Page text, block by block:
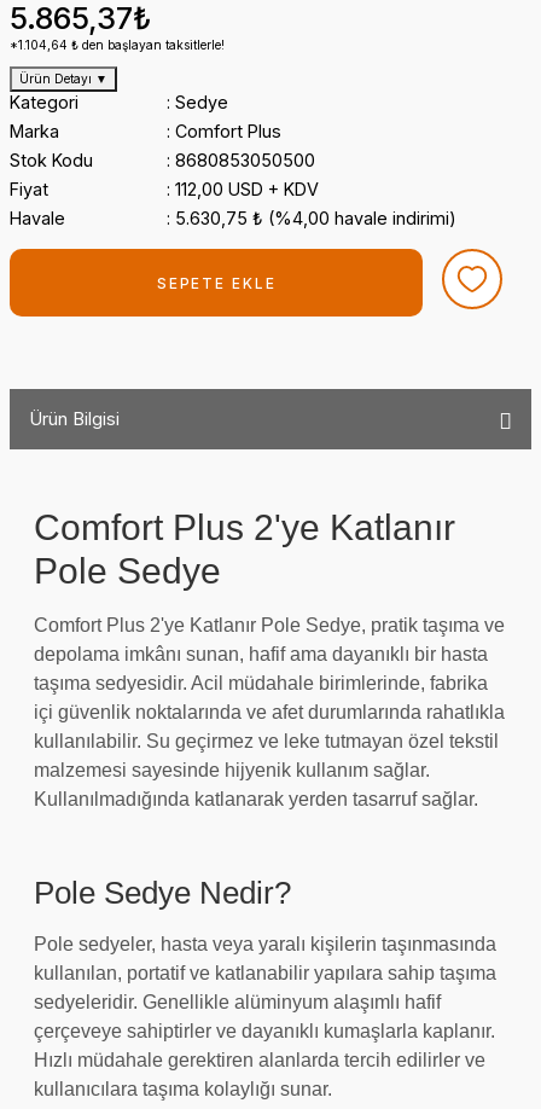
5.865,37₺
*1.104,64 ₺ den başlayan taksitlerle!
Ürün Detayı ▼
Kategori
Sedye
Marka
Comfort Plus
Stok Kodu
8680853050500
Fiyat
112,00 USD + KDV
Havale
5.630,75 ₺ (%4,00 havale indirimi)
SEPETE EKLE
Ürün Bilgisi
Comfort Plus 2'ye Katlanır
Pole Sedye
Comfort Plus 2'ye Katlanır Pole Sedye, pratik taşıma ve
depolama imkânı sunan, hafif ama dayanıklı bir hasta
taşıma sedyesidir. Acil müdahale birimlerinde, fabrika
içi güvenlik noktalarında ve afet durumlarında rahatlıkla
kullanılabilir. Su geçirmez ve leke tutmayan özel tekstil
malzemesi sayesinde hijyenik kullanım sağlar.
Kullanılmadığında katlanarak yerden tasarruf sağlar.
Pole Sedye Nedir?
Pole sedyeler, hasta veya yaralı kişilerin taşınmasında
kullanılan, portatif ve katlanabilir yapılara sahip taşıma
sedyeleridir. Genellikle alüminyum alaşımlı hafif
çerçeveye sahiptirler ve dayanıklı kumaşlarla kaplanır.
Hızlı müdahale gerektiren alanlarda tercih edilirler ve
kullanıcılara taşıma kolaylığı sunar.